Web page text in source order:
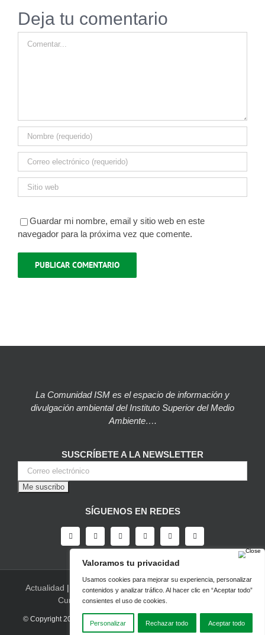
Deja tu comentario
Guardar mi nombre, email y sitio web en este
navegador para la próxima vez que comente.
La Comunidad ISM es el espacio de información y
divulgación ambiental del Instituto Superior del Medio
Ambiente….
SUSCRÍBETE A LA NEWSLETTER
SÍGUENOS EN REDES
Actualidad | Blog|Agenda|Herramientas|Canal Vídeo|
Cursos|Empleo|Newsletter
© Copyright 2022 |